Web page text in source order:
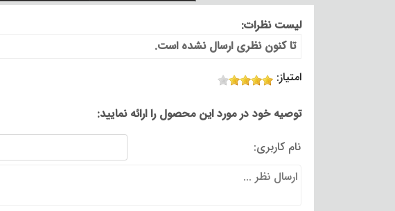
لیست نظرات:
تا کنون نظری ارسال نشده است.
امتیاز:
توصیه خود در مورد این محصول را ارائه نمایید:
نام کاربری: